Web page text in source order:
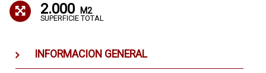
2.000 M2
SUPERFICIE TOTAL
INFORMACION GENERAL